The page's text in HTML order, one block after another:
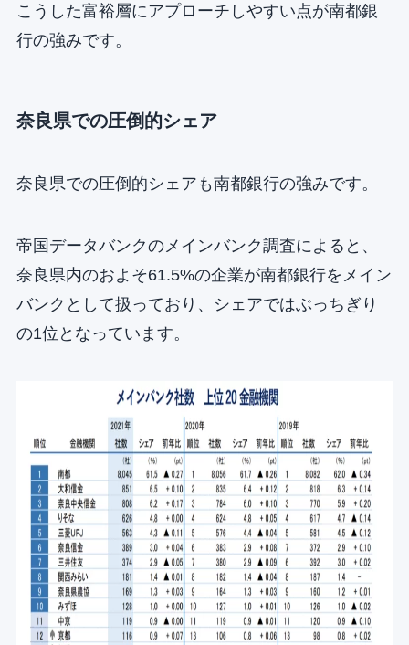
こうした富裕層にアプローチしやすい点が南都銀
行の強みです。
奈良県での圧倒的シェア
奈良県での圧倒的シェアも南都銀行の強みです。
帝国データバンクのメインバンク調査によると、
奈良県内のおよそ61.5%の企業が南都銀行をメイン
バンクとして扱っており、シェアではぶっちぎり
の1位となっています。